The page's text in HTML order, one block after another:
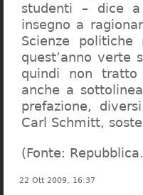
studenti – dice
insegno a
Scienze
quest’anno verte
quindi non tratto
anche a
prefazione,
Carl Schmitt,
(Fonte:
22 Ott 2009, 16:37